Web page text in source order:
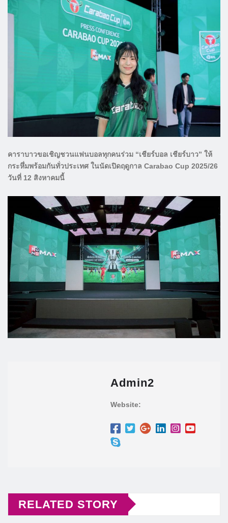
คาราบาวขอเชิญชวนแฟนบอลทุกคนร่วม “เชียร์บอล เชียร์บาว” ให้
กระหึ่มพร้อมกันทั่วประเทศ ในนัดเปิดฤดูกาล Carabao Cup 2025/26
วันที่ 12 สิงหาคมนี้
Admin2
Website:
RELATED STORY